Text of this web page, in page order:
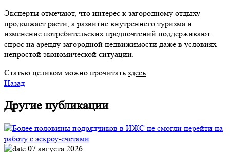
Эксперты отмечают, что интерес к загородному отдыху
продолжает расти, а развитие внутреннего туризма и
изменение потребительских предпочтений поддерживают
спрос на аренду загородной недвижимости даже в условиях
непростой экономической ситуации.
Статью целиком можно прочитать здесь.
Назад
Другие публикации
07 августа 2026